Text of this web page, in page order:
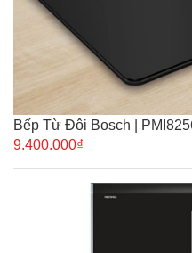
Bếp Từ Đôi Bosch |
9.400.000₫